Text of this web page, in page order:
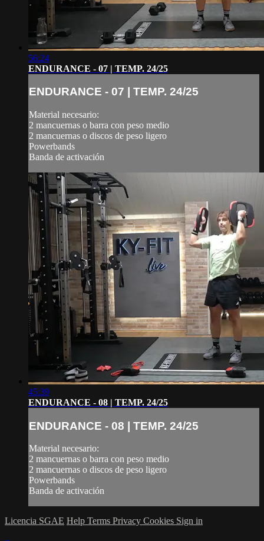
56:24
ENDURANCE - 07 | TEMP. 24/25
ENDURANCE - 07 | TEMP. 24/25
Material necesario:
2 mancuernas o barra con peso medio
2 mancuernas o discos de peso ligero
Powerbands
Banda de activación
45:39
ENDURANCE - 08 | TEMP. 24/25
ENDURANCE - 08 | TEMP. 24/25
Material necesario:
2 mancuernas o barra con peso medio
2 mancuernas o discos de peso ligero
Powerbands
Banda de activación
Licencia SGAE Help Terms Privacy Cookies Sign in